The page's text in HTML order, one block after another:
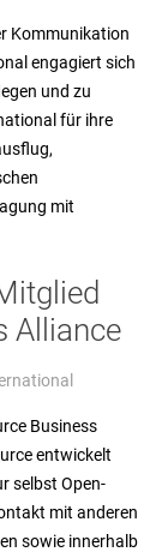
Kommunikation
engagiert sich
und zu
für ihre
mit
Alliance
Business
entwickelt
selbst Open-
mit anderen
sowie innerhalb